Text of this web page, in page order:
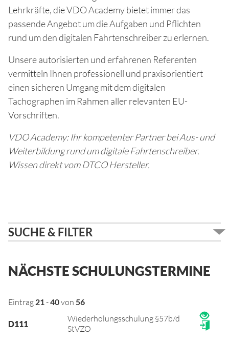
Lehrkräfte, die VDO Academy bietet immer das
passende Angebot um die Aufgaben und Pflichten
rund um den digitalen Fahrtenschreiber zu erlernen.
Unsere autorisierten und erfahrenen Referenten
vermitteln Ihnen professionell und praxisorientiert
einen sicheren Umgang mit dem digitalen
Tachographen im Rahmen aller relevanten EU-
Vorschriften.
VDO Academy: Ihr kompetenter Partner bei Aus- und
Weiterbildung rund um digitale Fahrtenschreiber.
Wissen direkt vom DTCO Hersteller.
SUCHE & FILTER
NÄCHSTE SCHULUNGSTERMINE
Eintrag 21-40von 56
D111
Wiederholungsschulung §57b/d
StVZO